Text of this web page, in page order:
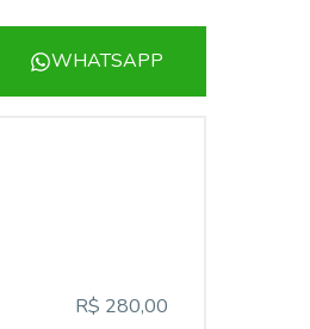
WHATSAPP
R$ 280,00